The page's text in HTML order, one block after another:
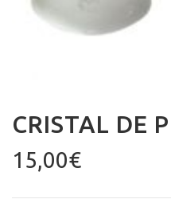
CRISTAL DE
15,00€